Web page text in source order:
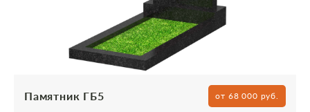
Памятник ГБ5 от 68 000 руб.